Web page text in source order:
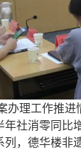
理工作推
社消零同
，德华楼